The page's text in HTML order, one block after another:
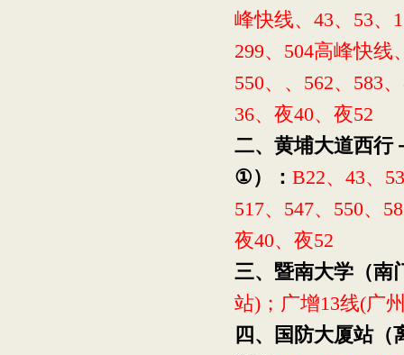
峰快线、 43、 53、
299、 504高峰快线
550、、 562、 583、
36、夜40、夜52
二、黄埔大道西
①）： B22、 43、 53
517、 547、 550、
夜40、夜52
三、暨南大学（南
站) ；广增13线(广
四、国防大厦站（